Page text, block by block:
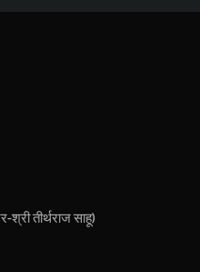
श्री तीर्थराज साहू)